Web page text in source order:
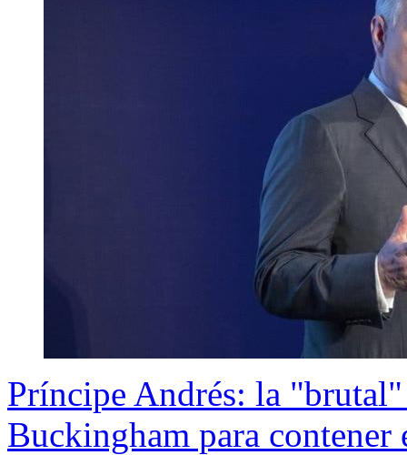
Príncipe Andrés: la
Buckingham para contener